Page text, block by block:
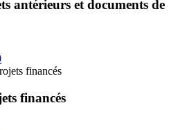
antérieurs et documents de
financés
financés